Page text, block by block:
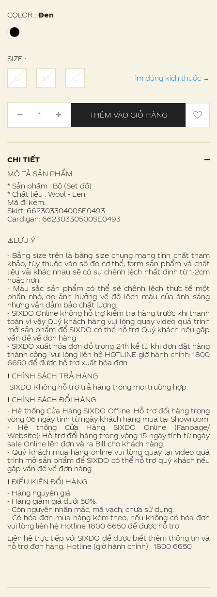
COLOR : Đen
SIZE :
S M L Tìm đúng kích thước →
THÊM VÀO GIỎ HÀNG
CHI TIẾT
MÔ TẢ SẢN PHẨM
* Sản phẩm : Bộ (Set đồ)
* Chất liệu : Wool - Len
Mã đi kèm:
Skirt: 66230330400SE0493
Cardigan: 66230330500SE0493
⚠️LƯU Ý
- Bảng size trên là bảng size chung mang tính chất tham
khảo, tùy thuộc vào số đo cơ thể, form sản phẩm và chất
liệu vải khác nhau sẽ có sự chênh lệch nhất định từ 1-2cm
hoặc hơn.
- Màu sắc sản phẩm có thể sẽ chênh lệch thực tế một
phần nhỏ, do ảnh hưởng về độ lệch màu của ánh sáng
nhưng vẫn đảm bảo chất lượng.
- SIXDO Online không hỗ trợ kiểm tra hàng trước khi thanh
toán vì vậy Quý khách hàng vui lòng quay video quá trình
mở sản phẩm để SIXDO có thể hỗ trợ Quý khách nếu gặp
vấn đề về đơn hàng
- SIXDO xuất hóa đơn đỏ trong 24h kể từ khi đơn đặt hàng
thành công. Vui lòng liên hệ HOTLINE giờ hành chính: 1800
6650 để được hỗ trợ xuất hóa đơn
❗️ CHÍNH SÁCH TRẢ HÀNG
SIXDO Không hỗ trợ trả hàng trong mọi trường hợp.
❗️ CHÍNH SÁCH ĐỔI HÀNG
- Hệ thống Cửa Hàng SIXDO Offline: Hỗ trợ đổi hàng trong
vòng 06 ngày tính từ ngày khách hàng mua tại Showroom.
- Hệ thống Cửa Hàng SIXDO Online (Fanpage/
Website): Hỗ trợ đổi hàng trong vòng 15 ngày tính từ ngày
sale Online lên đơn và ra Bill cho khách hàng.
- Quý khách mua hàng online vui lòng quay lại video quá
trình mở sản phẩm để SIXDO có thể hỗ trợ quý khách nếu
gặp vấn đề về đơn hàng.
❗ ️ĐIỀU KIỆN ĐỔI HÀNG
- Hàng nguyên giá.
- Hàng giảm giá dưới 50%.
- Còn nguyên nhãn mác, mã vạch, chưa sử dụng.
- Có hóa đơn mua hàng kèm theo, nếu không có hóa đơn
vui lòng liên hệ Hotline 1800 6650 để được hỗ trợ.
Liên hệ trực tiếp với SIXDO để được biết thêm thông tin và
hỗ trợ đơn hàng. Hotline (giờ hành chính) : 1800 6650
"